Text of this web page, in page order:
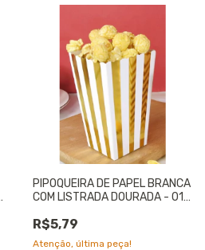
PIPOQUEIRA DE PAPEL BRANCA
COM LISTRADA DOURADA - 01
R$5,79
Atenção, última peça!